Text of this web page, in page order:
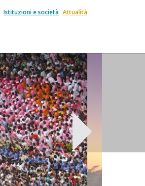
Istituzioni e società Attualità